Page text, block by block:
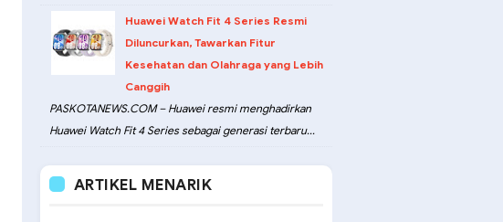
Huawei Watch Fit 4 Series Resmi
Diluncurkan, Tawarkan Fitur
Kesehatan dan Olahraga yang Lebih
Canggih
PASKOTANEWS.COM – Huawei resmi menghadirkan
Huawei Watch Fit 4 Series sebagai generasi terbaru...
ARTIKEL MENARIK